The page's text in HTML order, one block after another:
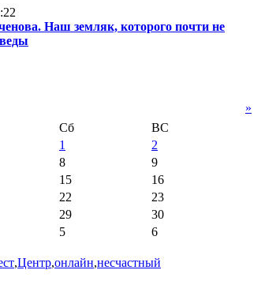
Наш земляк, которого почти не
»
Сб
ВС
1
2
8
9
15
16
22
23
29
30
5
6
,Центр,онлайн,несчастный